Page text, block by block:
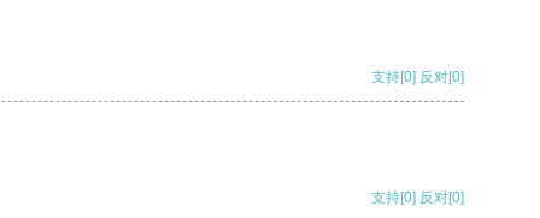
支持[0] 反对[0]
支持[0] 反对[0]